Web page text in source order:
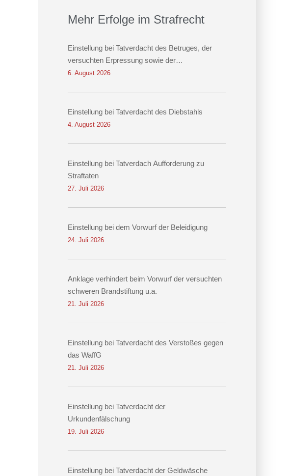
Mehr Erfolge im Strafrecht
Einstellung bei Tatverdacht des Betruges, der
versuchten Erpressung sowie der
Datenveränderung
6. August 2026
Einstellung bei Tatverdacht des Diebstahls
4. August 2026
Einstellung bei Tatverdach Aufforderung zu
Straftaten
27. Juli 2026
Einstellung bei dem Vorwurf der Beleidigung
24. Juli 2026
Anklage verhindert beim Vorwurf der versuchten
schweren Brandstiftung u.a.
21. Juli 2026
Einstellung bei Tatverdacht des Verstoßes gegen
das WaffG
21. Juli 2026
Einstellung bei Tatverdacht der
Urkundenfälschung
19. Juli 2026
Einstellung bei Tatverdacht der Geldwäsche